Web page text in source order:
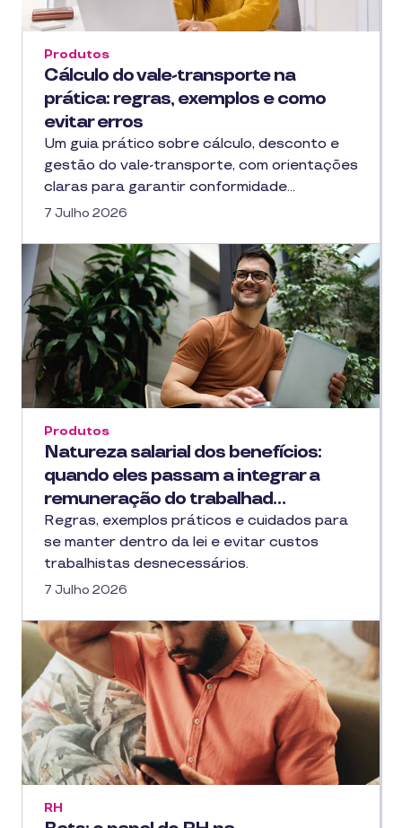
Cálculo do vale-transporte na
prática: regras, exemplos e como
evitar erros
Produtos
Um guia prático sobre cálculo, desconto e
gestão do vale-transporte, com orientações
claras para garantir conformidade…
7 Julho 2026
Natureza salarial dos benefícios:
quando eles passam a integrar a
remuneração do trabalhad…
Produtos
Regras, exemplos práticos e cuidados para
se manter dentro da lei e evitar custos
trabalhistas desnecessários.
7 Julho 2026
RH